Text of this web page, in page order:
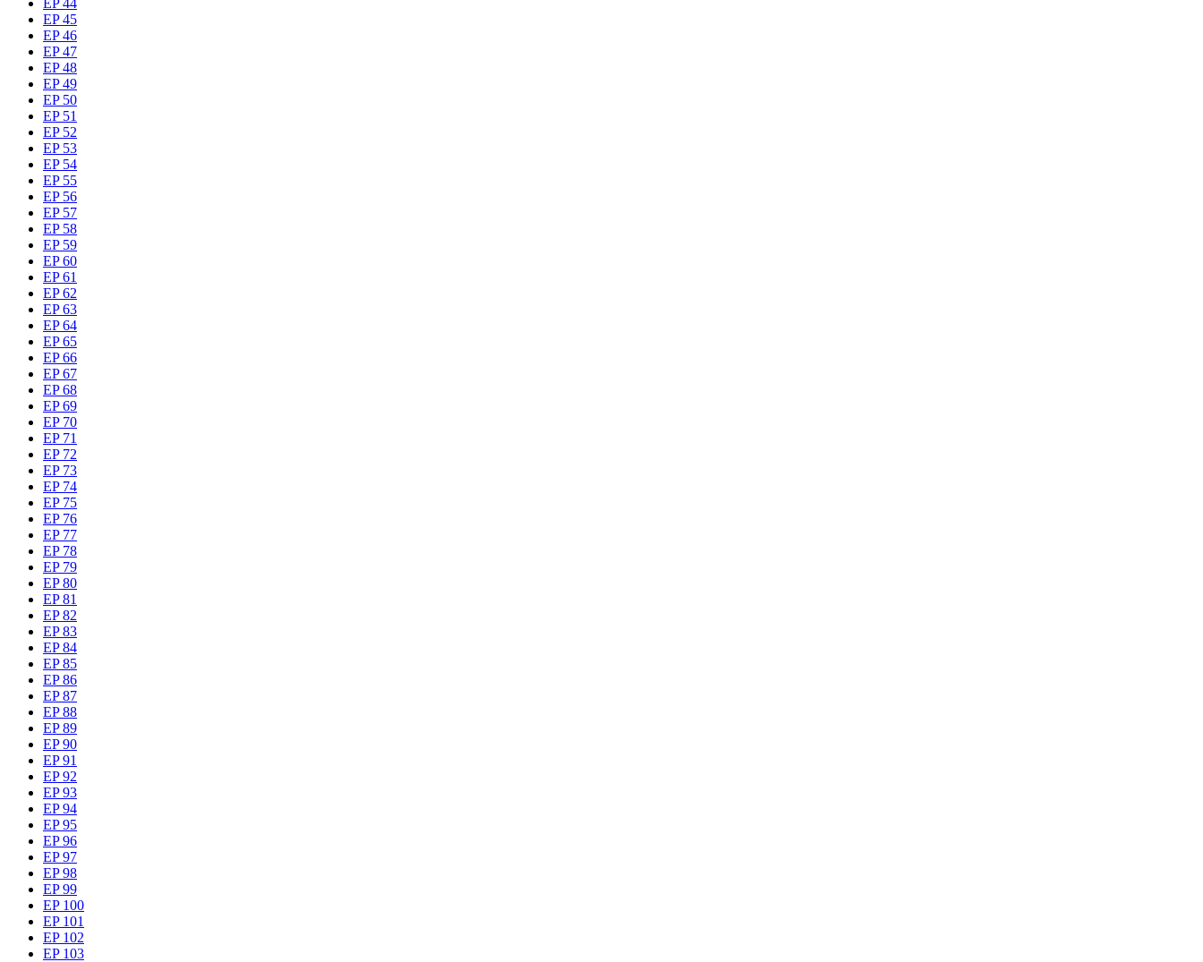
EP 45
EP 46
EP 47
EP 48
EP 49
EP 50
EP 51
EP 52
EP 53
EP 54
EP 55
EP 56
EP 57
EP 58
EP 59
EP 60
EP 61
EP 62
EP 63
EP 64
EP 65
EP 66
EP 67
EP 68
EP 69
EP 70
EP 71
EP 72
EP 73
EP 74
EP 75
EP 76
EP 77
EP 78
EP 79
EP 80
EP 81
EP 82
EP 83
EP 84
EP 85
EP 86
EP 87
EP 88
EP 89
EP 90
EP 91
EP 92
EP 93
EP 94
EP 95
EP 96
EP 97
EP 98
EP 99
EP 100
EP 101
EP 102
EP 103